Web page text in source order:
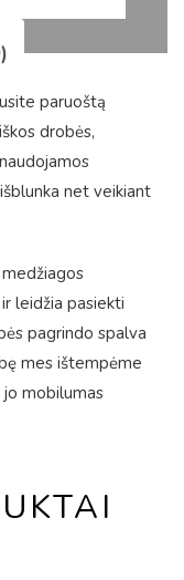
paruoštą
drobės,
net veikiant
leidžia pasiekti
pagrindo spalva
mes ištempėme
jo mobilumas